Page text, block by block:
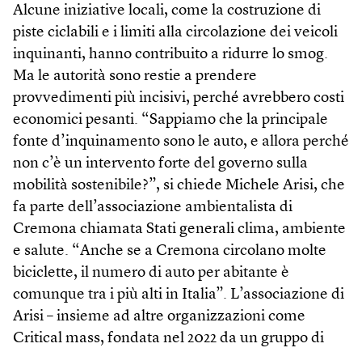
Alcune iniziative locali, come la costruzione di
piste ciclabili e i limiti alla circolazione dei veicoli
inquinanti, hanno contribuito a ridurre lo smog.
Ma le autorità sono restie a prendere
provvedimenti più incisivi, perché avrebbero costi
economici pesanti. “Sappiamo che la principale
fonte d’inquinamento sono le auto, e allora perché
non c’è un intervento forte del governo sulla
mobilità sostenibile?”, si chiede Michele Arisi, che
fa parte dell’associazione ambientalista di
Cremona chiamata Stati generali clima, ambiente
e salute. “Anche se a Cremona circolano molte
biciclette, il numero di auto per abitante è
comunque tra i più alti in Italia”. L’associazione di
Arisi – insieme ad altre organizzazioni come
Critical mass, fondata nel 2022 da un gruppo di